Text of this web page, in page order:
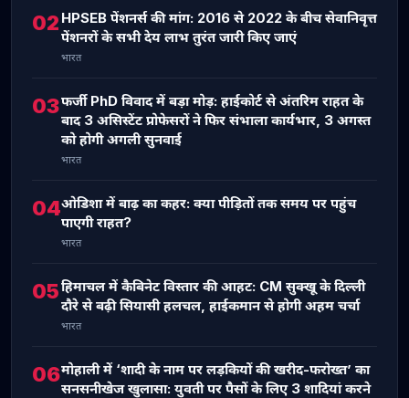
02 HPSEB पेंशनर्स की मांग: 2016 से 2022 के बीच सेवानिवृत्त
पेंशनरों के सभी देय लाभ तुरंत जारी किए जाएं
भारत
03फर्जी PhD विवाद में बड़ा मोड़: हाईकोर्ट से अंतरिम राहत के
बाद 3 असिस्टेंट प्रोफेसरों ने फिर संभाला कार्यभार, 3 अगस्त
को होगी अगली सुनवाई
भारत
04ओडिशा में बाढ़ का कहर: क्या पीड़ितों तक समय पर पहुंच
पाएगी राहत?
भारत
05हिमाचल में कैबिनेट विस्तार की आहट: CM सुक्खू के दिल्ली
दौरे से बढ़ी सियासी हलचल, हाईकमान से होगी अहम चर्चा
भारत
06मोहाली में ‘शादी के नाम पर लड़कियों की खरीद-फरोख्त’ का
सनसनीखेज खुलासा: युवती पर पैसों के लिए 3 शादियां करने